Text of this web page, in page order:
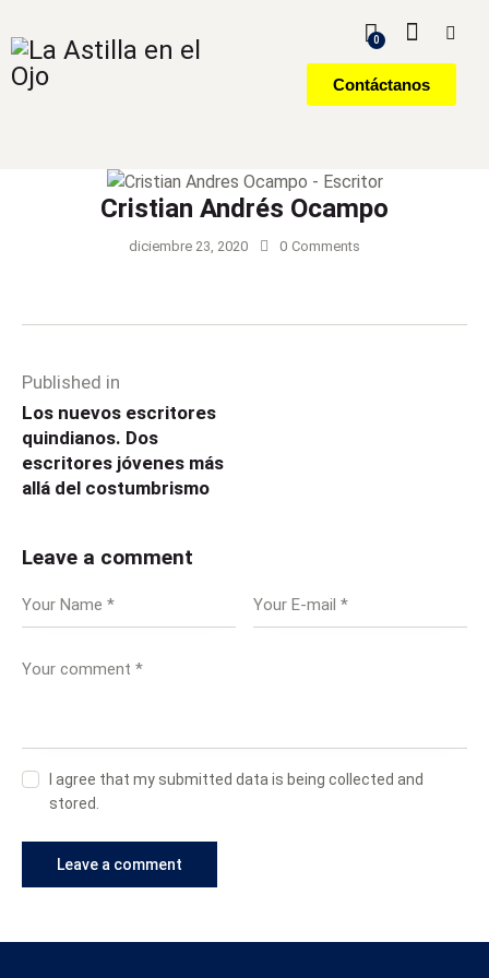
0
Contáctanos
Cristian Andrés Ocampo
diciembre 23, 2020 0 Comments
Published in
Los nuevos escritores
quindianos. Dos
escritores jóvenes más
allá del costumbrismo
Leave a comment
I agree that my submitted data is being collected and
stored.